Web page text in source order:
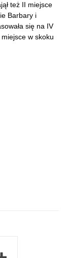
też II miejsce
Barbary i
się na IV
w skoku